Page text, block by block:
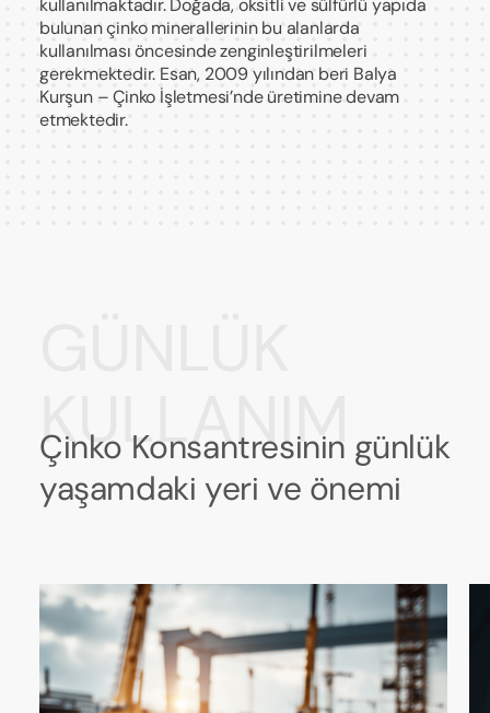
kullanılmaktadır. Doğada, oksitli ve sülfürlü yapıda
bulunan çinko minerallerinin bu alanlarda
kullanılması öncesinde zenginleştirilmeleri
gerekmektedir. Esan, 2009 yılından beri Balya
Kurşun – Çinko İşletmesi’nde üretimine devam
etmektedir.
KULLANIM
Çinko Konsantresinin günlük
yaşamdaki yeri ve önemi